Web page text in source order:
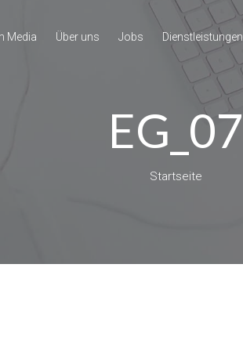
Media Über uns Jobs Dienstleistungen
EG_07
Startseite